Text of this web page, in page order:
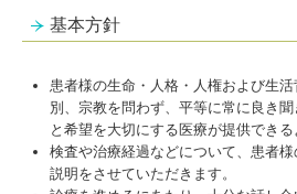
基本方針
患者様の生命・人格・人権および生
別、宗教を問わず、平等に常に良き
と希望を大切にする医療が提供できる
検査や治療経過などについて、患者
説明をさせていただきます。